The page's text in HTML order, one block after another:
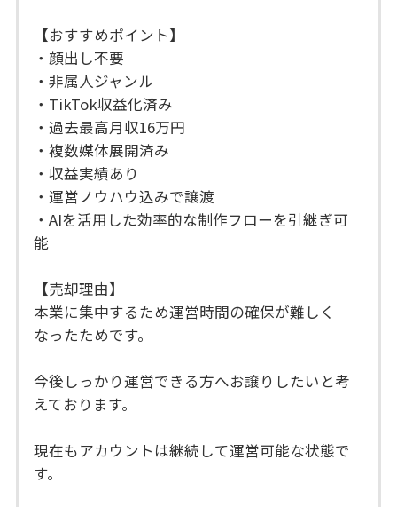
【おすすめポイント】
・顔出し不要
・非属人ジャンル
・TikTok収益化済み
・過去最高月収16万円
・複数媒体展開済み
・収益実績あり
・運営ノウハウ込みで譲渡
・AIを活用した効率的な制作フローを引継ぎ可
能
【売却理由】
本業に集中するため運営時間の確保が難しく
なったためです。
今後しっかり運営できる方へお譲りしたいと考
えております。
現在もアカウントは継続して運営可能な状態で
す。